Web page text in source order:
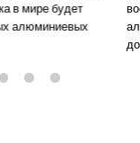
в мире будет
алюминиевых